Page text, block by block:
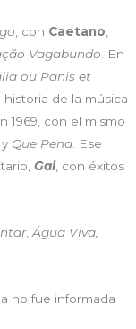
, con Caetano
Vagabundo . En
ou Panis et
historia de la música
1969, con el mismo
y Que Pena . Ese
Gal, con éxitos
, Água Viva,
no fue informada